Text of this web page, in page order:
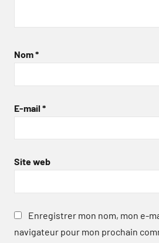
Nom*
E-mail *
Site web
Enregistrer mon nom, mon e-
navigateur pour mon prochain